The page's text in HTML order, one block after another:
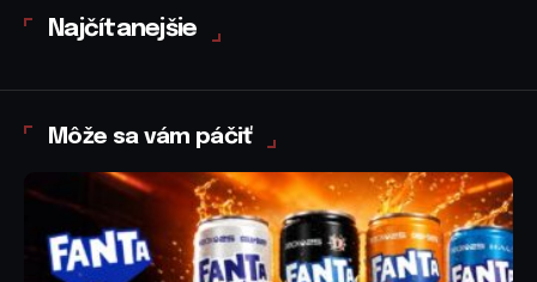
Najčítanejšie
Môže sa vám páčiť